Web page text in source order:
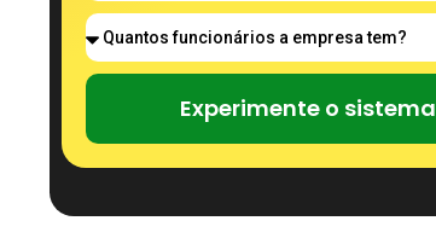
Experimente o sistema